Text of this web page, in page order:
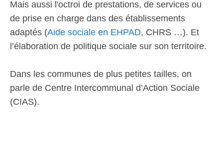
Mais aussi l'octroi de prestations, de services ou
de prise en charge dans des établissements
adaptés (Aide sociale en EHPAD, CHRS …). Et
l’élaboration de politique sociale sur son territoire.
Dans les communes de plus petites tailles, on
parle de Centre Intercommunal d’Action Sociale
(CIAS).